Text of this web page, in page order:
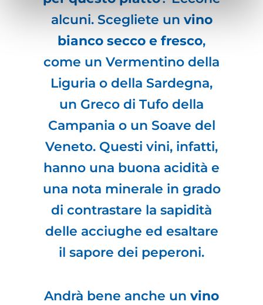
alcuni. Scegliete un vino
bianco secco e fresco,
come un Vermentino della
Liguria o della Sardegna,
un Greco di Tufo della
Campania o un Soave del
Veneto. Questi vini, infatti,
hanno una buona acidità e
una nota minerale in grado
di contrastare la sapidità
delle acciughe ed esaltare
il sapore dei peperoni.
Andrà bene anche un vino